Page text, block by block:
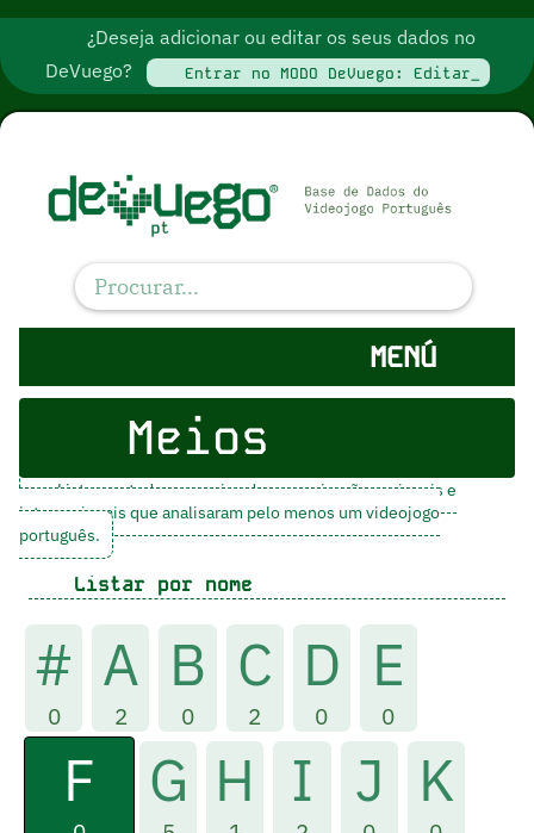
¿Deseja adicionar ou editar os seus dados no
DeVuego?
Entrar no MODO DeVuego: Editar_
MENÚ
Meios
Listamos todos os meios de comunicação nacionais e
internacionais que analisaram pelo menos um videojogo
português.
Listar por nome
#
0
A
2
B
0
C
2
D
0
E
0
F G H I J K